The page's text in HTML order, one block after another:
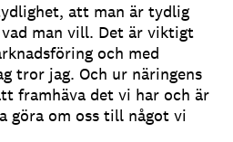
att man är tydlig
man vill. Det är viktigt
och med
tror jag. Och ur näringens
framhäva det vi har och är
göra om oss till något vi